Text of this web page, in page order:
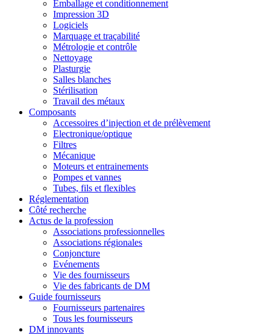
Emballage et conditionnement
Impression 3D
Logiciels
Marquage et traçabilité
Métrologie et contrôle
Nettoyage
Plasturgie
Salles blanches
Stérilisation
Travail des métaux
Composants
Accessoires d’injection et de prélèvement
Electronique/optique
Filtres
Mécanique
Moteurs et entrainements
Pompes et vannes
Tubes, fils et flexibles
Réglementation
Côté recherche
Actus de la profession
Associations professionnelles
Associations régionales
Conjoncture
Evénements
Vie des fournisseurs
Vie des fabricants de DM
Guide fournisseurs
Fournisseurs partenaires
Tous les fournisseurs
DM innovants